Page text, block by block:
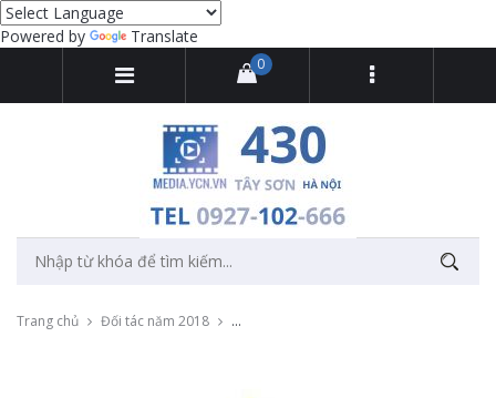
Powered by Translate
0
Trang chủ Đối tác năm 2018 Quay livestream sự kiện đào tạo Bất